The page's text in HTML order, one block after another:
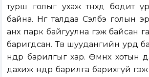
турш голыг ухаж төнхөөд бодит
байна. Нөгөө талдаа Сэлбэ голын
анх парк байгуулна гэж байсан
баригдсан. Төв шуудангийн урд
өндөр барилгыг хар. Өмнөх хотын
дахиж өндөр барилга барихгүй